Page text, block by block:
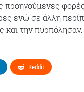
προηγούμενες
ενώ σε άλλη
και την πυρπόλησαν.
Reddit